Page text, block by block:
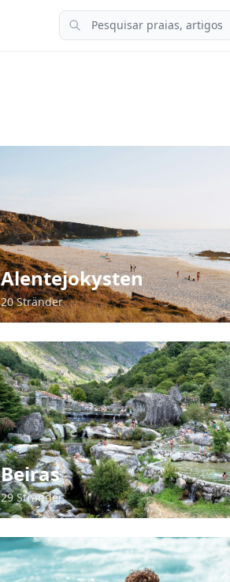
Alentejokysten
20 Stränder
Beiras
29 Stränder